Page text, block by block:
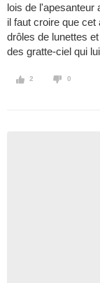
lois de l'apesanteur
il faut croire que
drôles de lunettes
des gratte-ciel qui
2 0